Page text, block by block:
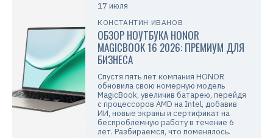
17 июля
КОНСТАНТИН ИВАНОВ
ОБЗОР НОУТБУКА HONOR
MAGICBOOK 16 2026: ПРЕМИУМ ДЛЯ
БИЗНЕСА
Спустя пять лет компания HONOR
обновила свою номерную модель
MagicBook, увеличив батарею, перейдя
с процессоров AMD на Intel, добавив
ИИ, новые экраны и сертификат на
беспроблемную работу в течение 6
лет. Разбираемся, что поменялось.